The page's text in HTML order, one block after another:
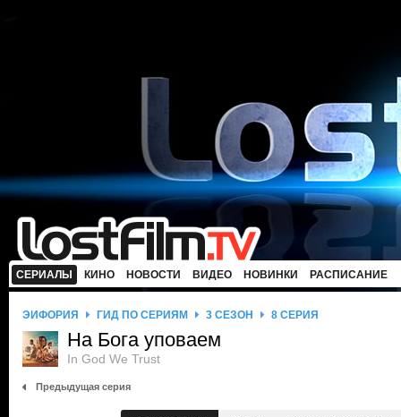
СЕРИАЛЫ КИНО НОВОСТИ ВИДЕО НОВИНКИ РАСПИСАНИЕ
ЭЙФОРИЯ ГИД ПО СЕРИЯМ 3 СЕЗОН 8 СЕРИЯ
На Бога уповаем
In God We Trust
Предыдущая серия